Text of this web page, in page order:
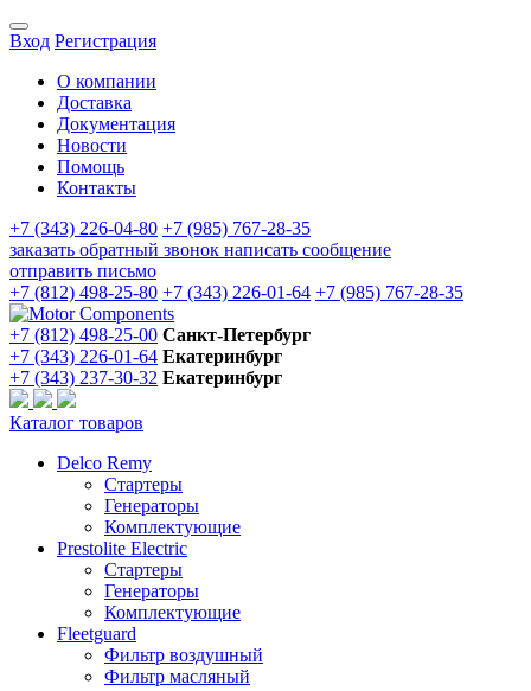
Вход Регистрация
О компании
Доставка
Документация
Новости
Помощь
Контакты
+7 (343) 226-04-80 +7 (985) 767-28-35
заказать обратный звонок написать сообщение
отправить письмо
+7 (812) 498-25-80 +7 (343) 226-01-64 +7 (985) 767-28-35
+7 (812) 498-25-00 Санкт-Петербург
+7 (343) 226-01-64 Екатеринбург
+7 (343) 237-30-32 Екатеринбург
Каталог товаров
Delco Remy
Стартеры
Генераторы
Комплектующие
Prestolite Electric
Стартеры
Генераторы
Комплектующие
Fleetguard
Фильтр воздушный
Фильтр масляный